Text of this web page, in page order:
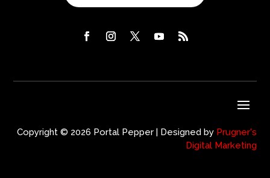
Copyright © 2026 Portal Pepper | Designed by Prugner's
Digital Marketing